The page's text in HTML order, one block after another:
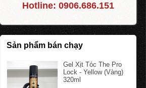
Hotline: 0906.686.151
Sản phẩm bán chạy
Gel Xịt Tóc The Pro
Lock - Yellow (Vàng)
320ml